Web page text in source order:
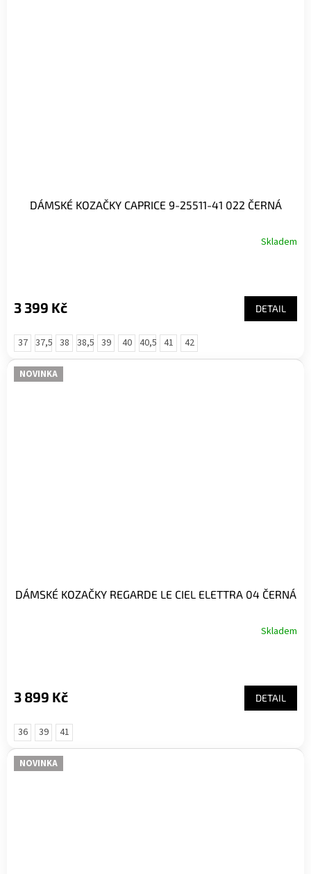
DÁMSKÉ KOZAČKY CAPRICE 9-25511-41 022 ČERNÁ
5,0
z
hvězdiček.
Skladem
3 399 Kč DETAIL
37 37,5 38 38,5 39 40 40,5 41 42
NOVINKA
DÁMSKÉ KOZAČKY REGARDE LE CIEL ELETTRA 04 ČERNÁ
Skladem
3 899 Kč DETAIL
36 39 41
NOVINKA